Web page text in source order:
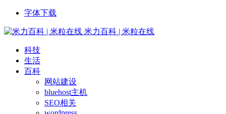
字体下载
米力百科 | 米粒在线
科技
生活
百科
网站建设
bluehost主机
SEO相关